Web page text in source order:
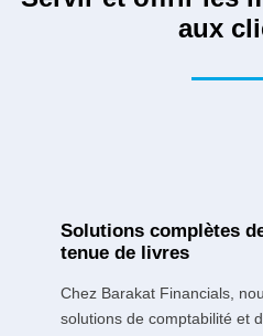
aux
Solutions complètes
tenue de livres
Chez Barakat Financials,
solutions de comptabilité et